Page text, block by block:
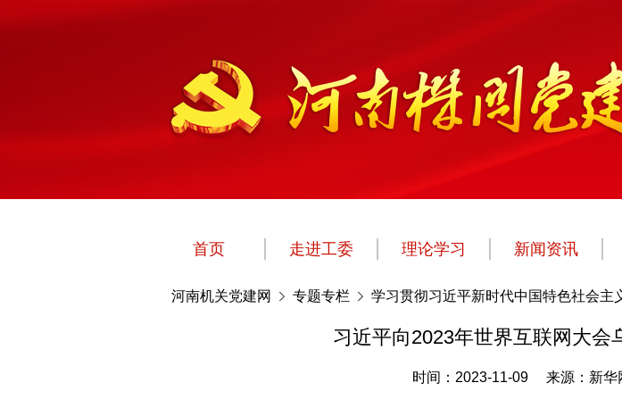
首页 走进工委 理论学习 新闻资讯
河南机关党建网 专题专栏 学习贯彻习近平新时代中国特色社会主
习近平向2023年世界互联网大会
时间：2023-11-09 来源：新华